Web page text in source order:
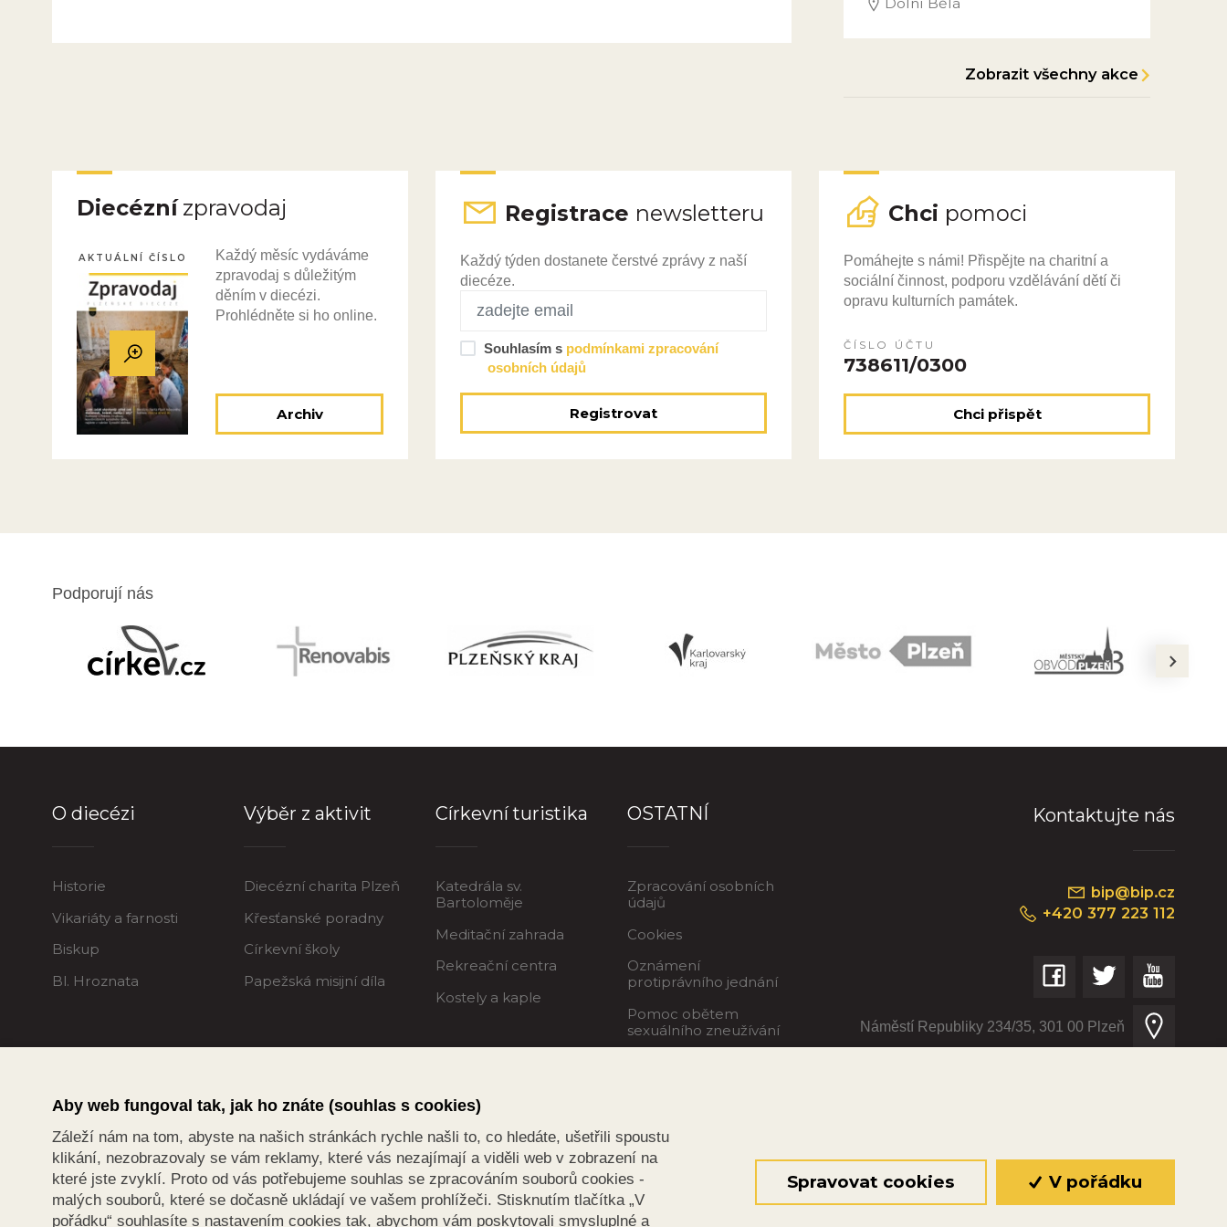
Zobrazit všechny akce
Diecéznízpravodaj
AKTUÁLNÍ ČÍSLO
Každý měsíc vydáváme
zpravodaj s důležitým
děním v diecézi.
Prohlédněte si ho online.
Archiv
Registrace newsletteru
Každý týden dostanete čerstvé zprávy z naší
diecéze.
Souhlasím s podmínkami zpracování
osobních údajů
Registrovat
Chci pomoci
Pomáhejte s námi! Přispějte na charitní a
sociální činnost, podporu vzdělávání dětí či
opravu kulturních památek.
ČÍSLO ÚČTU
738611/0300
Chci přispět
Podporují nás
next
O diecézi
Historie
Vikariáty a farnosti
Biskup
Bl. Hroznata
Výběr z aktivit
Diecézní charita Plzeň
Křesťanské poradny
Církevní školy
Papežská misijní díla
Církevní turistika
Katedrála sv.
Bartoloměje
Meditační zahrada
Rekreační centra
Kostely a kaple
OSTATNÍ
Zpracování osobních
údajů
Cookies
Oznámení
protiprávního jednání
Pomoc obětem
sexuálního zneužívání
Kontaktujte nás
bip@bip.cz
+420 377 223 112
Náměstí Republiky 234/35, 301 00 Plzeň
© 2026 Oficiální stránky Plzeňské diecéze ©dmpCMS
Aby web fungoval tak, jak ho znáte (souhlas s cookies)
Záleží nám na tom, abyste na našich stránkách rychle našli to, co hledáte, ušetřili spoustu
klikání, nezobrazovaly se vám reklamy, které vás nezajímají a viděli web v zobrazení na
které jste zvyklí. Proto od vás potřebujeme souhlas se zpracováním souborů cookies -
malých souborů, které se dočasně ukládají ve vašem prohlížeči. Stisknutím tlačítka „V
pořádku“ souhlasíte s nastavením cookies tak, abychom vám poskytovali smysluplné a
Spravovat cookies V pořádku